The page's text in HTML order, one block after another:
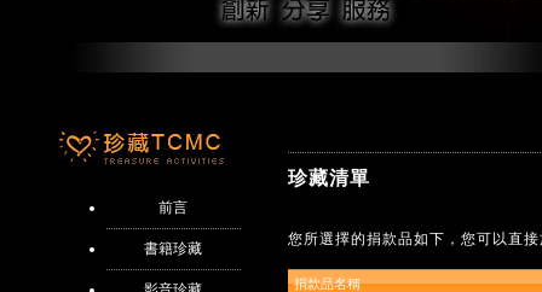
前言
書籍珍藏
珍藏清單
您所選擇的捐款品如下，您可以直
捐款品名稱